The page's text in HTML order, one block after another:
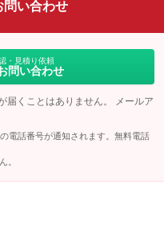
問い合わせ
・見積り依頼
問い合わせ
届くことはありません。 メールア
電話番号が通知されます。無料電話
。